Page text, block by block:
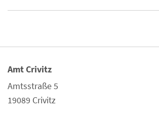
Amt Crivitz
Amtsstraße 5
19089 Crivitz